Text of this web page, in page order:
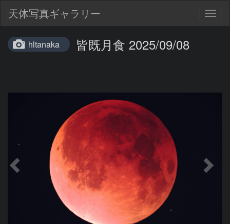
天体写真ギャラリー
hltanaka 皆既月食 2025/09/08